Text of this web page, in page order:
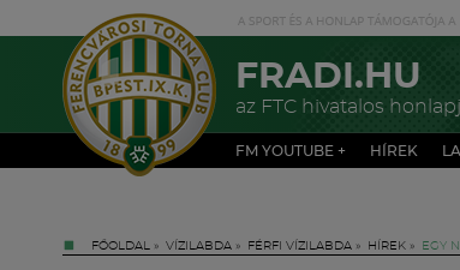
FRADI.HU
az FTC hivatalos
FM YOUTUBE + HÍREK
FŐOLDAL » VÍZILABDA » FÉRFI VÍZILABDA » HÍREK » EGY